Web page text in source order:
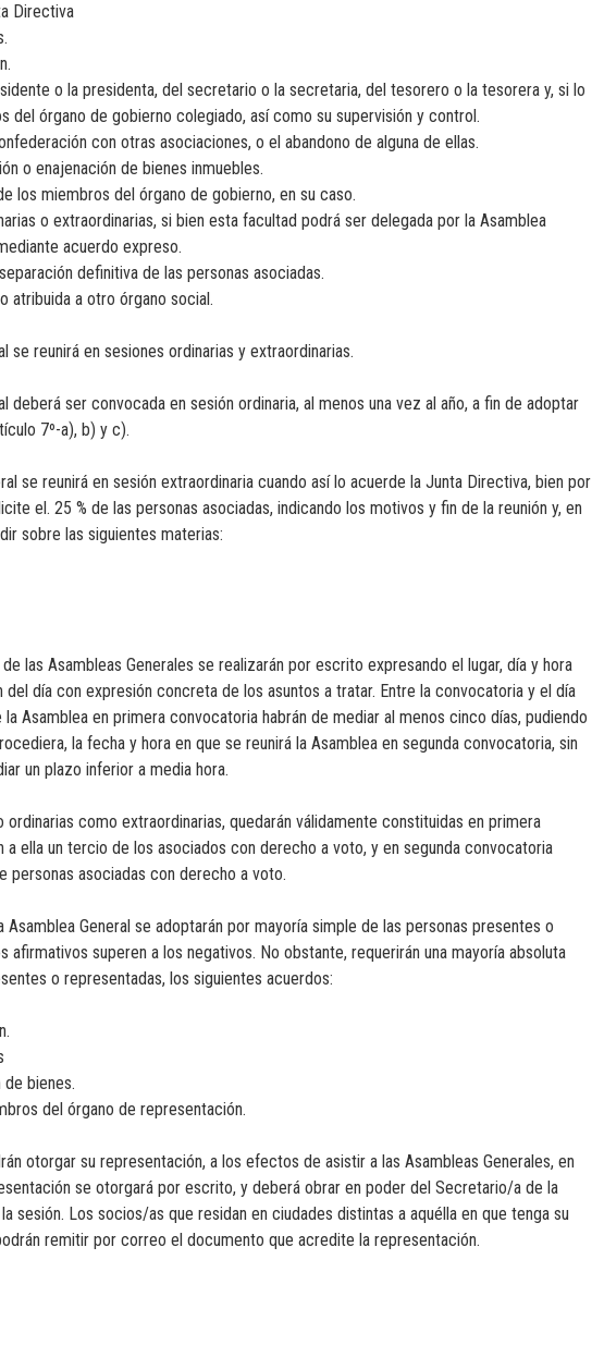
Directiva
o la presidenta, del secretario o la secretaria, del tesorero o la tesorera y, si lo
del órgano de gobierno colegiado, así como su supervisión y control.
con otras asociaciones, o el abandono de alguna de ellas.
o enajenación de bienes inmuebles.
los miembros del órgano de gobierno, en su caso.
o extraordinarias, si bien esta facultad podrá ser delegada por la Asamblea
acuerdo expreso.
definitiva de las personas asociadas.
atribuida a otro órgano social.
se reunirá en sesiones ordinarias y extraordinarias.
deberá ser convocada en sesión ordinaria, al menos una vez al año, a fin de adoptar
7º-a), b) y c).
se reunirá en sesión extraordinaria cuando así lo acuerde la Junta Directiva, bien por
el. 25 % de las personas asociadas, indicando los motivos y fin de la reunión y, en
sobre las siguientes materias:
las Asambleas Generales se realizarán por escrito expresando el lugar, día y hora
del día con expresión concreta de los asuntos a tratar. Entre la convocatoria y el día
Asamblea en primera convocatoria habrán de mediar al menos cinco días, pudiendo
la fecha y hora en que se reunirá la Asamblea en segunda convocatoria, sin
un plazo inferior a media hora.
ordinarias como extraordinarias, quedarán válidamente constituidas en primera
a ella un tercio de los asociados con derecho a voto, y en segunda convocatoria
personas asociadas con derecho a voto.
General se adoptarán por mayoría simple de las personas presentes o
afirmativos superen a los negativos. No obstante, requerirán una mayoría absoluta
o representadas, los siguientes acuerdos:
bienes.
del órgano de representación.
otorgar su representación, a los efectos de asistir a las Asambleas Generales, en
se otorgará por escrito, y deberá obrar en poder del Secretario/a de la
sesión. Los socios/as que residan en ciudades distintas a aquélla en que tenga su
remitir por correo el documento que acredite la representación.